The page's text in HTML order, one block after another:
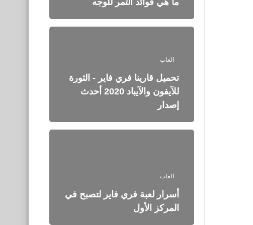
العاب
تحميل قارينا فري فاير - الثورة
للآيفون والآيباد 2020 أحدث
إصدار
العاب
أسرار لعبة فري فاير لتصبح في
المركز الأول